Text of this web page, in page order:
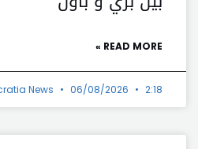
READ MORE »
News 06/08/2026 2:18 م